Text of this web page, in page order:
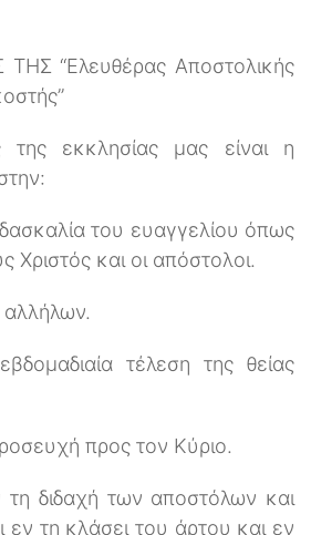
ΤΗΣ “Ελευθέρας Αποστολικής
της εκκλησίας μας είναι η
του ευαγγελίου όπως
Χριστός και οι απόστολοι.
αλλήλων.
τέλεση της θείας
προς τον Κύριο.
τη διδαχή των αποστόλων και
εν τη κλάσει του άρτου και εν